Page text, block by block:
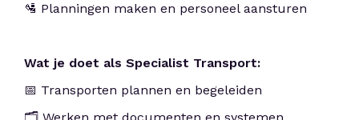
🛂 Planningen maken en personeel aansturen
Wat je doet als Specialist Transport:
📅 Transporten plannen en begeleiden